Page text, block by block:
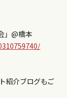
」@橋本
紹介ブログもご